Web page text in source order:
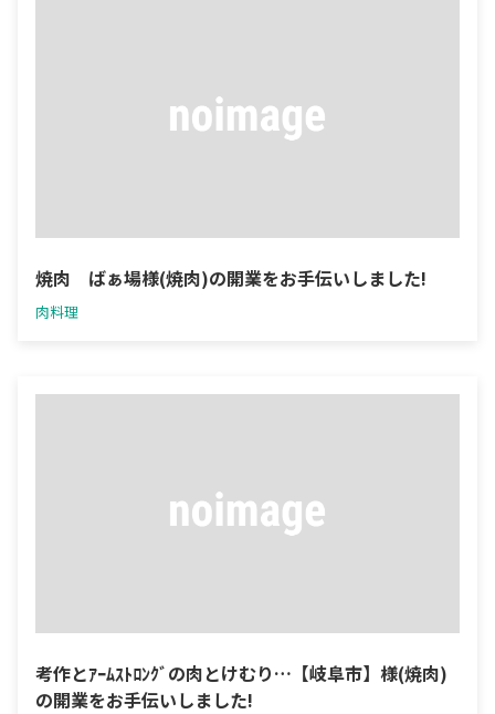
焼肉 ばぁ場様(焼肉)の開業をお手伝いしました!
肉料理
考作とｱｰﾑｽﾄﾛﾝｸﾞの肉とけむり…【岐阜市】様(焼肉)
の開業をお手伝いしました!